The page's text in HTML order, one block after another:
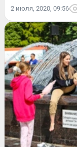
2 июля, 2020, 09:56